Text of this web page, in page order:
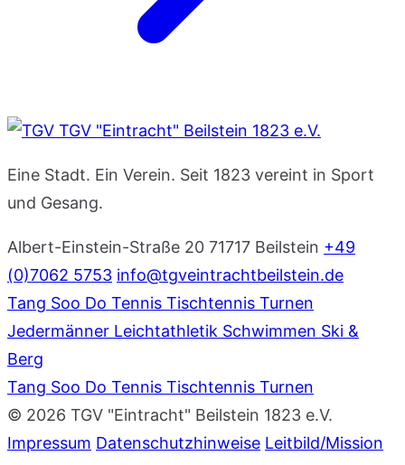
TGV "Eintracht" Beilstein 1823 e.V.
Eine Stadt. Ein Verein. Seit 1823 vereint in Sport
und Gesang.
Albert-Einstein-Straße 20 71717 Beilstein +49
(0)7062 5753 info@tgveintrachtbeilstein.de
Tang Soo Do Tennis Tischtennis Turnen
Jedermänner Leichtathletik Schwimmen Ski &
Berg
Tang Soo Do Tennis Tischtennis Turnen
© 2026 TGV "Eintracht" Beilstein 1823 e.V.
Impressum Datenschutzhinweise Leitbild/Mission